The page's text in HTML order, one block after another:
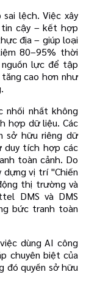
lệch. Việc xây
cậy – kết hợp
địa – giúp loại
80–95% thời
lực để tập
cao hơn như
nhối nhất không
hợp dữ liệu. Các
sở hữu riêng dữ
duy tích hợp các
toàn cảnh. Do
dựng vị trí "Chiến
thị trường và
DMS và DMS
bức tranh toàn
dùng AI công
chuyên biệt của
đó quyền sở hữu